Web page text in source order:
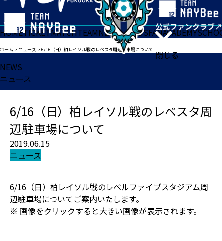
閉じる
HOMETICKETMATCHTEAMNEWSGOODSFANACADEMY
ホーム >ニュース >6/16（日）柏レイソル戦のレベスタ周辺駐車場について
NEWS
ニュース
6/16（日）柏レイソル戦のレベスタ周
辺駐車場について
2019.06.15
ニュース
6/16（日）柏レイソル戦のレベルファイブスタジアム周
辺駐車場についてご案内いたします。
※ 画像をクリックすると大きい画像が表示されます。